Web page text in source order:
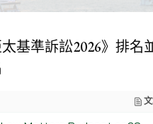
基準訴訟2026》排名